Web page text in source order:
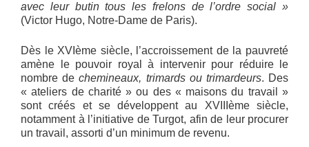
avec leur butin tous les frelons de l’ordre social »
(Victor Hugo, Notre-Dame de Paris).
Dès le XVIème siècle, l’accroissement de la pauvreté
amène le pouvoir royal à intervenir pour réduire le
nombre dechemineaux, trimards ou trimardeurs. Des
« ateliers de charité » ou des « maisons du travail »
sont créés et se développent au XVIIIème siècle,
notamment à l’initiative de Turgot, afin de leur procurer
un travail, assorti d’un minimum de revenu.